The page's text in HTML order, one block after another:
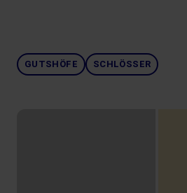
GUTSHÖFE SCHLÖSSER